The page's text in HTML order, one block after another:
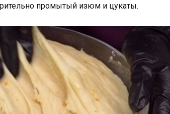
промытый изюм и цукаты.